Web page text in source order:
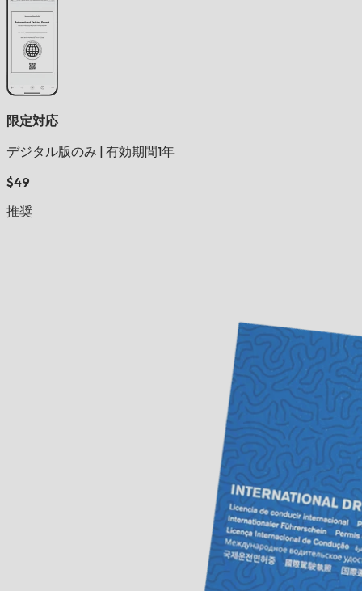
限定対応
デジタル版のみ 有効期間1年
$49
推奨